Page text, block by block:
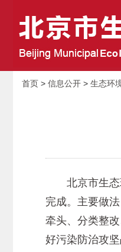
首页 > 信息公开 > 生态环
北京市生态环
完成。主要做
牵头、分类整
好污染防治攻